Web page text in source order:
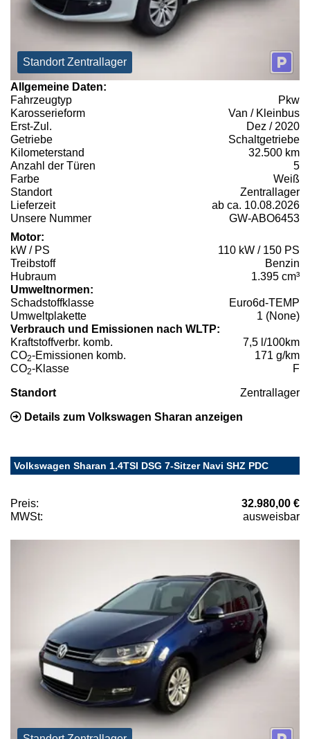
Standort Zentrallager
Allgemeine Daten:
Fahrzeugtyp
Pkw
Karosserieform
Van / Kleinbus
Erst-Zul.
Dez / 2020
Getriebe
Schaltgetriebe
Kilometerstand
32.500 km
Anzahl der Türen
5
Farbe
Weiß
Standort
Zentrallager
Lieferzeit
ab ca. 10.08.2026
Unsere Nummer
GW-ABO6453
Motor:
kW / PS
110 kW / 150 PS
Treibstoff
Benzin
Hubraum
1.395 cm³
Umweltnormen:
Schadstoffklasse
Euro6d-TEMP
Umweltplakette
1 (None)
Verbrauch und Emissionen nach WLTP:
Kraftstoffverbr. komb.
7,5 l/100km
CO2-Emissionen komb.
171 g/km
CO2-Klasse F
Standort Zentrallager
Details zum Volkswagen Sharan anzeigen
Volkswagen Sharan 1.4TSI DSG 7-Sitzer Navi SHZ PDC
Preis:
32.980,00 €
MWSt:
ausweisbar